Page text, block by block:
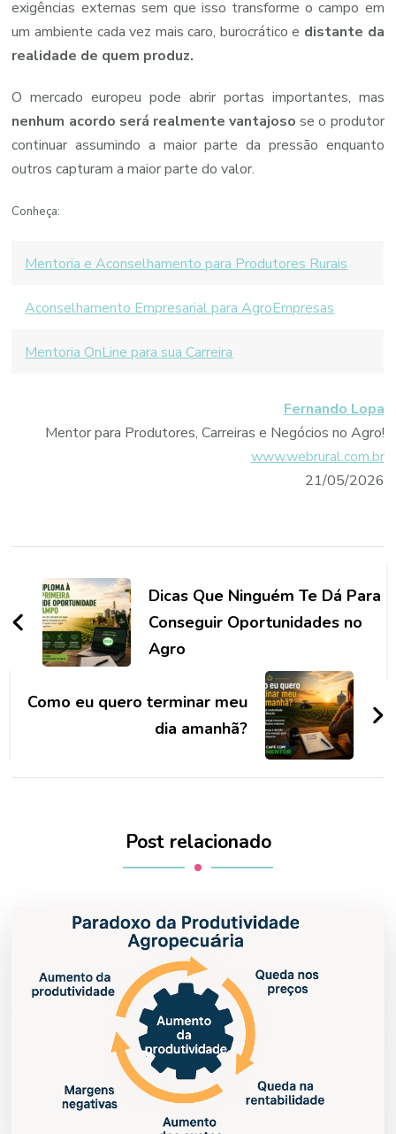
exigências externas sem que isso transforme o campo em
um ambiente cada vez mais caro, burocrático e distante da
realidade de quem produz.
O mercado europeu pode abrir portas importantes, mas
nenhum acordo será realmente vantajoso se o produtor
continuar assumindo a maior parte da pressão enquanto
outros capturam a maior parte do valor.
Conheça:
Mentoria e Aconselhamento para Produtores Rurais
Aconselhamento Empresarial para AgroEmpresas
Mentoria OnLine para sua Carreira
Fernando Lopa
Mentor para Produtores, Carreiras e Negócios no Agro!
www.webrural.com.br
21/05/2026
de
post
Dicas Que Ninguém Te Dá Para
Conseguir Oportunidades no
Agro
Como eu quero terminar meu
dia amanhã?
Post relacionado